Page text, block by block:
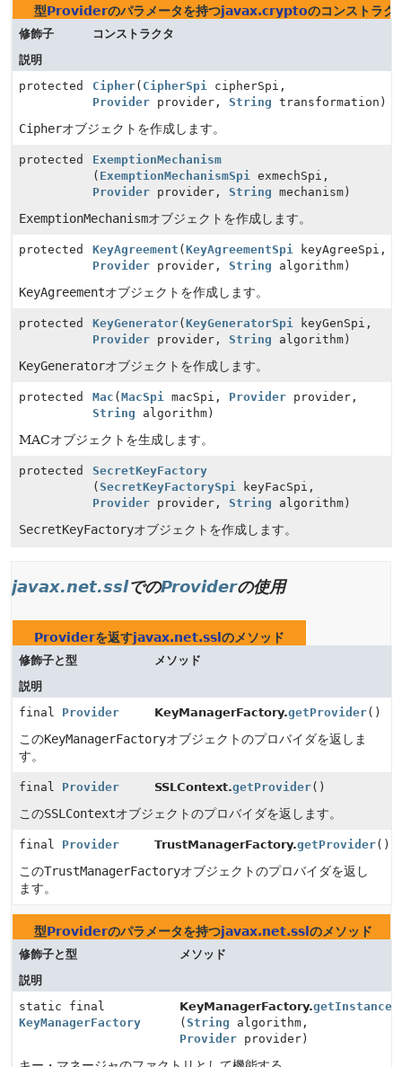
型Providerのパラメータを持つjavax.cryptoのコンストラク
修飾子
コンストラクタ
説明
protected
Cipher( CipherSpi cipherSpi,
Provider provider, String transformation)
Cipherオブジェクトを作成します。
protected
ExemptionMechanism
( ExemptionMechanismSpi exmechSpi,
Provider provider, String mechanism)
ExemptionMechanismオブジェクトを作成します。
protected KeyAgreement ( KeyAgreementSpi keyAgreeSpi,
Provider provider, String algorithm)
KeyAgreementオブジェクトを作成します。
protected KeyGenerator( KeyGeneratorSpi keyGenSpi,
Provider provider, String algorithm)
KeyGeneratorオブジェクトを作成します。
protected Mac ( MacSpi macSpi, Provider provider,
String algorithm)
MACオブジェクトを生成します。
protected
SecretKeyFactory
( SecretKeyFactorySpi keyFacSpi,
Provider provider, String algorithm)
SecretKeyFactoryオブジェクトを作成します。
javax.net.sslでのProviderの使用
Providerを返すjavax.net.ssl のメソッド
修飾子と型
メソッド
説明
final Provider KeyManagerFactory.getProvider()
このKeyManagerFactoryオブジェクトのプロバイダを返しま
す。
final Provider SSLContext.getProvider()
このSSLContextオブジェクトのプロバイダを返します。
final Provider TrustManagerFactory.getProvider()
このTrustManagerFactoryオブジェクトのプロバイダを返し
ます。
型Providerのパラメータを持つjavax.net.ssl のメソッド
修飾子と型
メソッド
説明
static final
KeyManagerFactory
KeyManagerFactory.getInstance
(String algorithm,
Provider provider)